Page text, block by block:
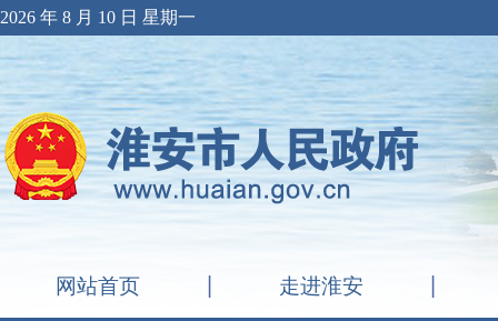
2026 年 8 月 10 日 星期一
网站首页 走进淮安